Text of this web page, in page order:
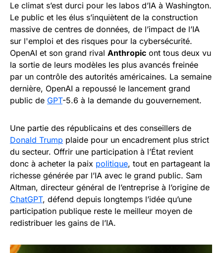
Le climat s’est durci pour les labos d’IA à Washington.
Le public et les élus s’inquiètent de la construction
massive de centres de données, de l’impact de l’IA
sur l'emploi et des risques pour la cybersécurité.
OpenAI et son grand rival Anthropic ont tous deux vu
la sortie de leurs modèles les plus avancés freinée
par un contrôle des autorités américaines. La semaine
dernière, OpenAI a repoussé le lancement grand
public de GPT-5.6 à la demande du gouvernement.
Une partie des républicains et des conseillers de
Donald Trump plaide pour un encadrement plus strict
du secteur. Offrir une participation à l’État revient
donc à acheter la paix politique, tout en partageant la
richesse générée par l’IA avec le grand public. Sam
Altman, directeur général de l’entreprise à l’origine de
ChatGPT, défend depuis longtemps l’idée qu’une
participation publique reste le meilleur moyen de
redistribuer les gains de l’IA.